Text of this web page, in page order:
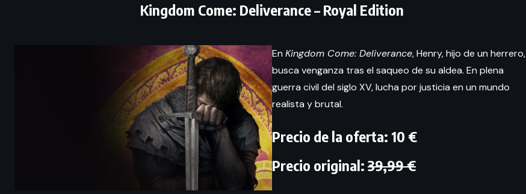
Kingdom Come: Deliverance – Royal Edition
En Kingdom Come: Deliverance, Henry, hijo de un herrero,
busca venganza tras el saqueo de su aldea. En plena
guerra civil del siglo XV, lucha por justicia en un mundo
realista y brutal.
Precio de la oferta: 10 €
Precio original: 39,99 €